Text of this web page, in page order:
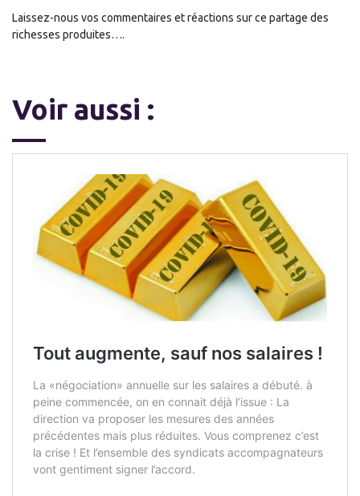
Laissez-nous vos commentaires et réactions sur ce partage des
richesses produites….
Voir aussi :